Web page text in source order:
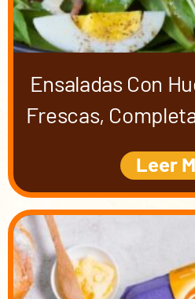
Ensaladas Con
Frescas,
Leer